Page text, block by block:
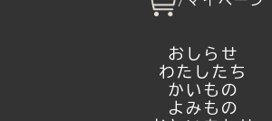
おしらせ
わたしたち
かいもの
よみもの